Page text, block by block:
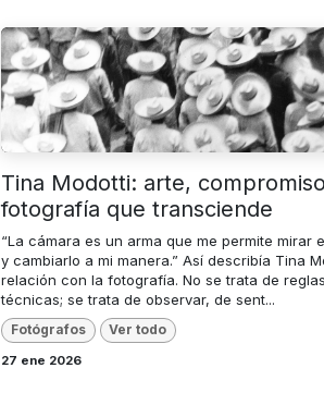
Tina Modotti: arte,
fotografía que transciende
“La cámara es un arma que me permite mirar
y cambiarlo a mi manera.” Así describía Tina
relación con la fotografía. No se trata de
técnicas; se trata de observar, de sent...
Fotógrafos Ver todo
27 ene 2026